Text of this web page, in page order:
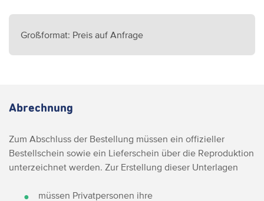
Großformat: Preis auf Anfrage
Abrechnung
Zum Abschluss der Bestellung müssen ein offizieller
Bestellschein sowie ein Lieferschein über die Reproduktion
unterzeichnet werden. Zur Erstellung dieser Unterlagen
müssen Privatpersonen ihre